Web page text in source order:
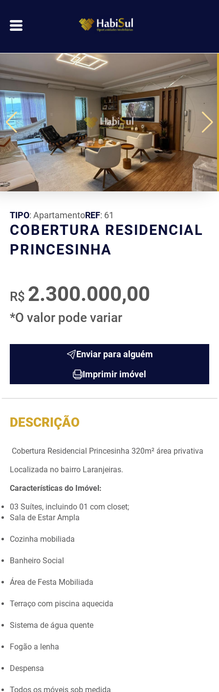
TIPO: ApartamentoREF: 61
COBERTURA RESIDENCIAL
PRINCESINHA
R$ 2.300.000,00
*O valor pode variar
Enviar para alguém
Imprimir imóvel
DESCRIÇÃO
Cobertura Residencial Princesinha 320m² área privativa
Localizada no bairro Laranjeiras.
Características do Imóvel:
03 Suítes, incluindo 01 com closet;
Sala de Estar Ampla
Cozinha mobiliada
Banheiro Social
Área de Festa Mobiliada
Terraço com piscina aquecida
Sistema de água quente
Fogão a lenha
Despensa
Todos os móveis sob medida